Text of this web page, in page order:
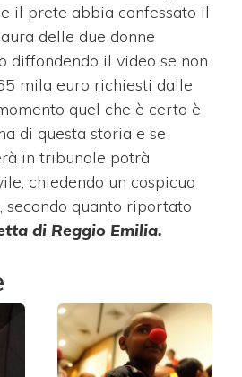
il prete abbia confessato il
delle due donne
diffondendo il video se non
mila euro richiesti dalle
quel che è certo è
di questa storia e se
in tribunale potrà
chiedendo un cospicuo
secondo quanto riportato
di Reggio Emilia.